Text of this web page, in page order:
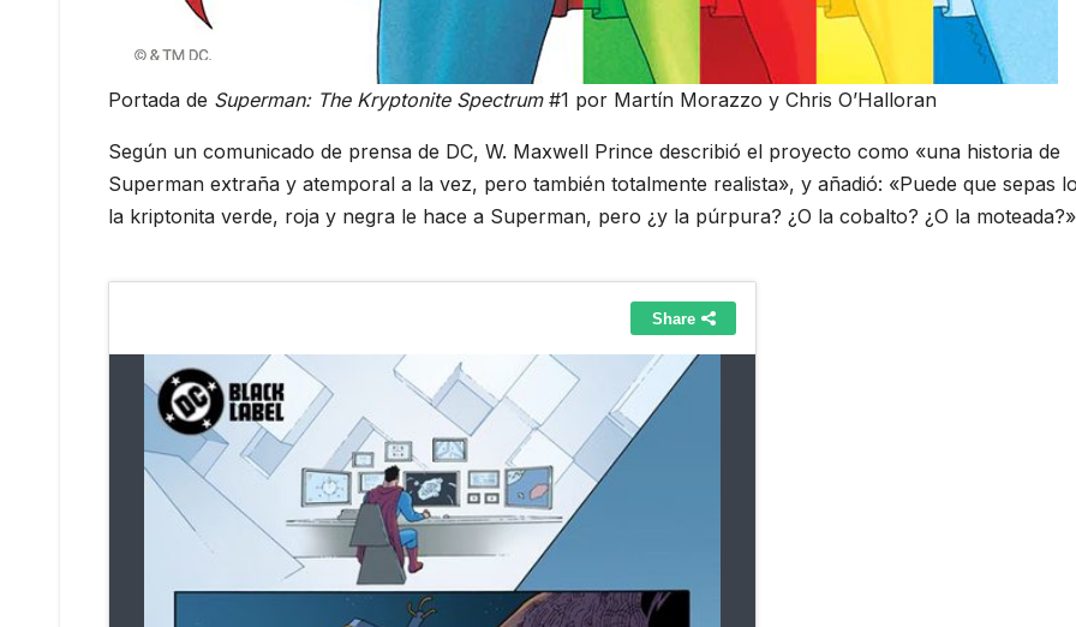
Portada de Superman: The Kryptonite Spectrum#1 por Martín Morazzo y Chris O’Halloran
Según un comunicado de prensa de DC, W. Maxwell Prince describió el proyecto como «una historia de
Superman extraña y atemporal a la vez, pero también totalmente realista», y añadió: «Puede que sepas
la kriptonita verde, roja y negra le hace a Superman, pero ¿y la púrpura? ¿O la cobalto? ¿O la moteada?»